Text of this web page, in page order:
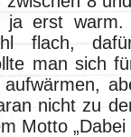
ja erst
flach,
man sich
nicht zu
Motto „Dabei